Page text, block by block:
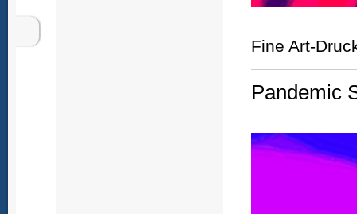
Fine Art-
Pandemic